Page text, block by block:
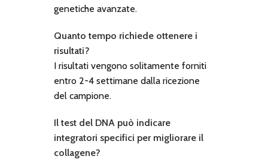
genetiche avanzate.
Quanto tempo richiede ottenere i
risultati?
I risultati vengono solitamente forniti
entro 2-4 settimane dalla ricezione
del campione.
Il test del DNA può indicare
integratori specifici per migliorare il
collagene?